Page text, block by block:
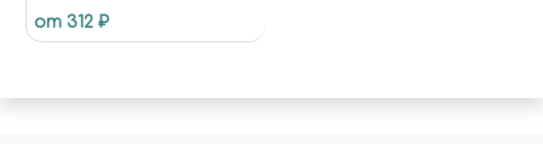
от 312 ₽